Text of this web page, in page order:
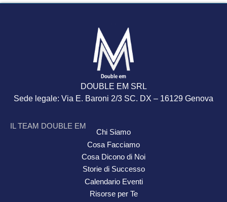
DOUBLE EM SRL
Sede legale: Via E. Baroni 2/3 SC. DX – 16129 Genova
IL TEAM DOUBLE EM
Chi Siamo
Cosa Facciamo
Cosa Dicono di Noi
Storie di Successo
Calendario Eventi
Risorse per Te